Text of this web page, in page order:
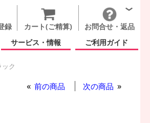
録 カート(ご精算)
お問合せ・返品
サービス・情報 ご利用ガイド
ック
前の商品 次の商品